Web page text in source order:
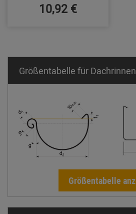
10,92 €
Größentabelle für
Größentabelle